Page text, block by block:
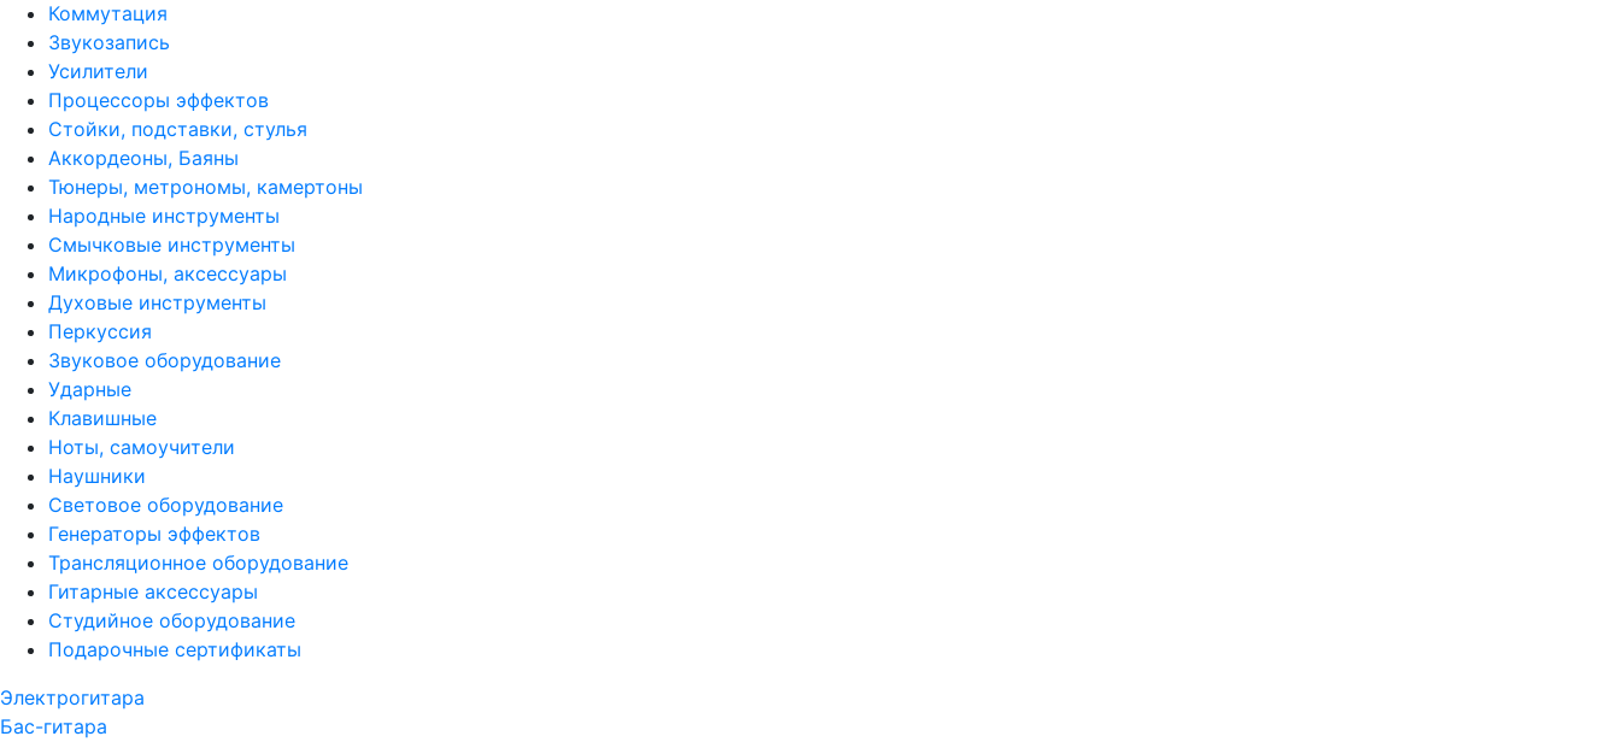
Коммутация
Звукозапись
Усилители
Процессоры эффектов
Стойки, подставки, стулья
Аккордеоны, Баяны
Тюнеры, метрономы, камертоны
Народные инструменты
Смычковые инструменты
Микрофоны, аксессуары
Духовые инструменты
Перкуссия
Звуковое оборудование
Ударные
Клавишные
Ноты, самоучители
Наушники
Световое оборудование
Генераторы эффектов
Трансляционное оборудование
Гитарные аксессуары
Студийное оборудование
Подарочные сертификаты
Электрогитара
Бас-гитара